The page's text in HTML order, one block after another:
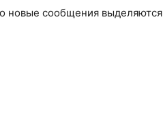
новые сообщения выделяются